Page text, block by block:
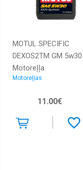
MOTUL SPECIFIC
DEXOS2TM GM
Motoreļļa
Motoreļļas
11.00€